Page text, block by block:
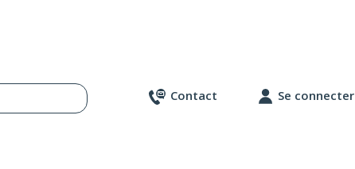
Contact Se connecter